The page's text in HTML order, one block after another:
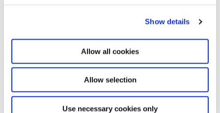
Show details
Allow all cookies
Allow selection
Use necessary cookies only
Frank Bowling Moby Dick, 1981 Acrylic on canvas 250.5 x 189 cm
98 5/8 x 74 3/8 in Courtesy of Frank Bowling and Hales London,